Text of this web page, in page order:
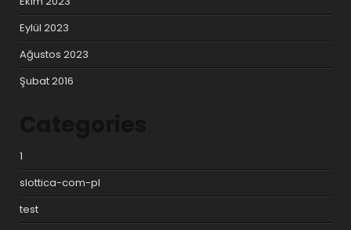
Eylül 2023
Ağustos 2023
Şubat 2016
1
slottica-com-pl
test